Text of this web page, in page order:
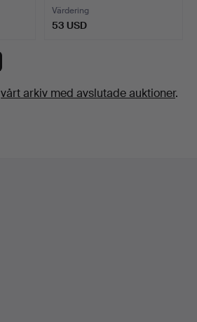
Värdering
53 USD
vårt arkiv med avslutade auktioner.